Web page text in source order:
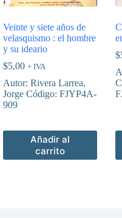
Veinte y siete años de
velasquismo : el hombre
y su ideario
$5,00 + IVA
Autor: Rivera Larrea,
Jorge Código: FJYP4A-
909
Añadir al
carrito
$